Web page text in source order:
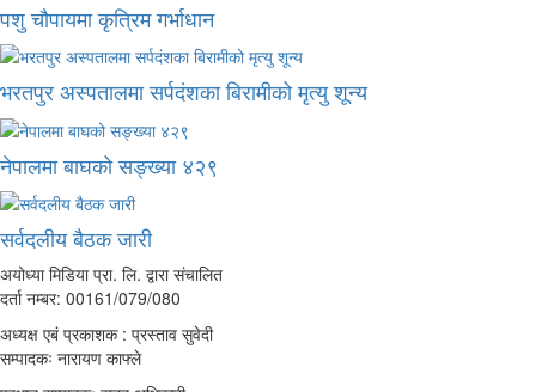
पशु चौपायमा कृत्रिम गर्भाधान
भरतपुर अस्पतालमा सर्पदंशका बिरामीको मृत्यु शून्य
नेपालमा बाघको सङ्ख्या ४२९
सर्वदलीय बैठक जारी
अयोध्या मिडिया प्रा. लि. द्वारा संचालित
दर्ता नम्बर: 00161/079/080
अध्यक्ष एबं प्रकाशक : प्रस्ताव सुवेदी
सम्पादकः नारायण काफ्ले